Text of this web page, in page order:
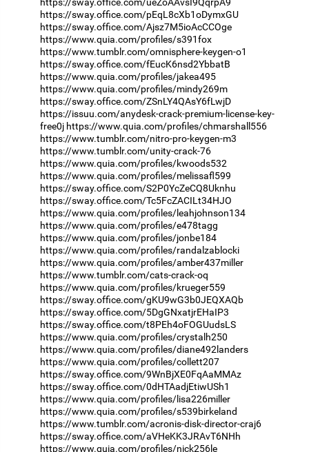
https://sway.office.com/pEqL8cXb1oDymxGU
https://sway.office.com/Ajsz7M5ioAcCCOge
https://www.quia.com/profiles/s391fox
https://www.tumblr.com/omnisphere-keygen-o1
https://sway.office.com/fEucK6nsd2YbbatB
https://www.quia.com/profiles/jakea495
https://www.quia.com/profiles/mindy269m
https://sway.office.com/ZSnLY4QAsY6fLwjD
https://issuu.com/anydesk-crack-premium-license-key-
free0j https://www.quia.com/profiles/chmarshall556
https://www.tumblr.com/nitro-pro-keygen-m3
https://www.tumblr.com/unity-crack-76
https://www.quia.com/profiles/kwoods532
https://www.quia.com/profiles/melissafl599
https://sway.office.com/S2P0YcZeCQ8Uknhu
https://sway.office.com/Tc5FcZACILt34HJO
https://www.quia.com/profiles/leahjohnson134
https://www.quia.com/profiles/e478tagg
https://www.quia.com/profiles/jonbe184
https://www.quia.com/profiles/randalzablocki
https://www.quia.com/profiles/amber437miller
https://www.tumblr.com/cats-crack-oq
https://www.quia.com/profiles/krueger559
https://sway.office.com/gKU9wG3b0JEQXAQb
https://sway.office.com/5DgGNxatjrEHaIP3
https://sway.office.com/t8PEh4oFOGUudsLS
https://www.quia.com/profiles/crystalh250
https://www.quia.com/profiles/diane492landers
https://www.quia.com/profiles/collett207
https://sway.office.com/9WnBjXE0FqAaMMAz
https://sway.office.com/0dHTAadjEtiwUSh1
https://www.quia.com/profiles/lisa226miller
https://www.quia.com/profiles/s539birkeland
https://www.tumblr.com/acronis-disk-director-craj6
https://sway.office.com/aVHeKK3JRAvT6NHh
https://www.quia.com/profiles/nick256le